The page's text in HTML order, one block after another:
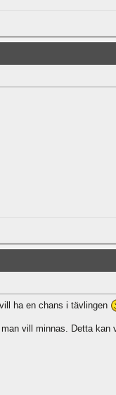
ha en chans i tävlingen
vill minnas. Detta